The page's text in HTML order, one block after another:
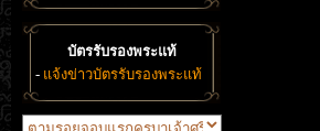
บัตรรับรองพระแท้
- แจ้งข่าวบัตรรับรองพระแท้